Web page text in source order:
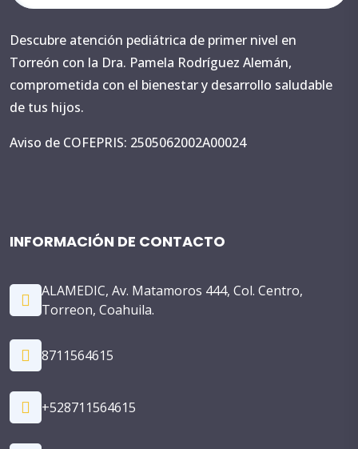
Descubre atención pediátrica de primer nivel en
Torreón con la Dra. Pamela Rodríguez Alemán,
comprometida con el bienestar y desarrollo saludable
de tus hijos.
Aviso de COFEPRIS: 2505062002A00024
INFORMACIÓN DE CONTACTO
ALAMEDIC, Av. Matamoros 444, Col. Centro,
Torreon, Coahuila.
8711564615
+528711564615